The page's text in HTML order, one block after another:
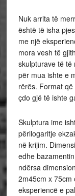
Nuk arrita të
është të isha
me një
mora vesh të
skulpturave të të
për mua ishte e
rërës. Format
çdo gjë të ishte
Skulptura ime
përllogaritje
në krijim.
edhe
ndërsa
2m45cm x 75cm
eksperiencë e